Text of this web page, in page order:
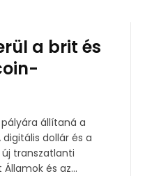
a brit és
állítaná a
transzatlanti
és az...